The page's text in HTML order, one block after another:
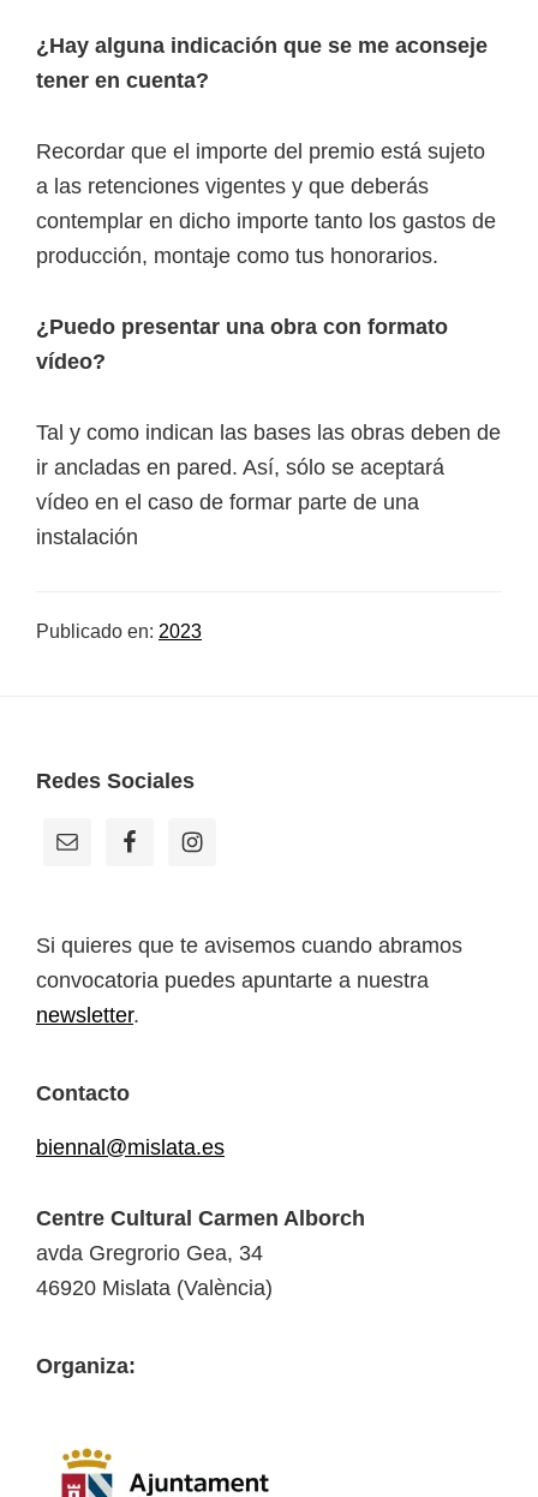
¿Hay alguna indicación que se me aconseje
tener en cuenta?
Recordar que el importe del premio está sujeto
a las retenciones vigentes y que deberás
contemplar en dicho importe tanto los gastos de
producción, montaje como tus honorarios.
¿Puedo presentar una obra con formato
vídeo?
Tal y como indican las bases las obras deben de
ir ancladas en pared. Así, sólo se aceptará
vídeo en el caso de formar parte de una
instalación
Publicado en: 2023
Footer
Redes Sociales
Si quieres que te avisemos cuando abramos
convocatoria puedes apuntarte a nuestra
newsletter.
Contacto
biennal@mislata.es
Centre Cultural Carmen Alborch
avda Gregrorio Gea, 34
46920 Mislata (València)
Organiza: